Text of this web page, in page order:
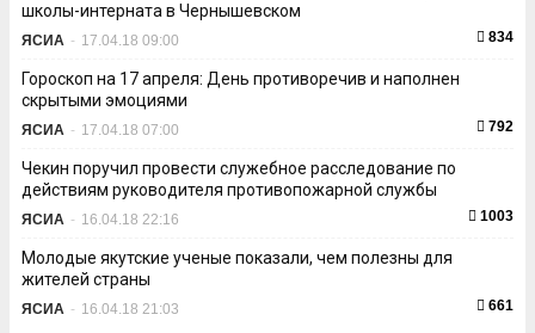
школы-интерната в Чернышевском
ЯСИА - 17.04.18 09:00 834
Гороскоп на 17 апреля: День противоречив и наполнен
скрытыми эмоциями
ЯСИА - 17.04.18 07:00 792
Чекин поручил провести служебное расследование по
действиям руководителя противопожарной службы
ЯСИА - 16.04.18 22:16 1003
Молодые якутские ученые показали, чем полезны для
жителей страны
ЯСИА - 16.04.18 21:03 661